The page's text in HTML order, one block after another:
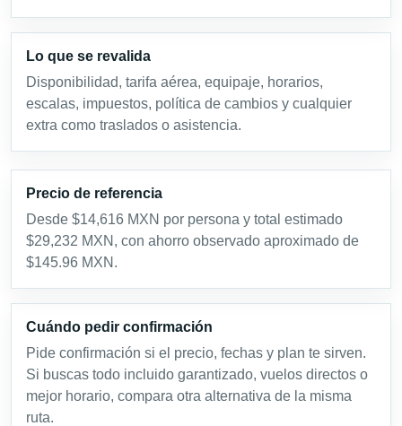
Lo que se revalida
Disponibilidad, tarifa aérea, equipaje, horarios,
escalas, impuestos, política de cambios y cualquier
extra como traslados o asistencia.
Precio de referencia
Desde $14,616 MXN por persona y total estimado
$29,232 MXN, con ahorro observado aproximado de
$145.96 MXN.
Cuándo pedir confirmación
Pide confirmación si el precio, fechas y plan te sirven.
Si buscas todo incluido garantizado, vuelos directos o
mejor horario, compara otra alternativa de la misma
ruta.